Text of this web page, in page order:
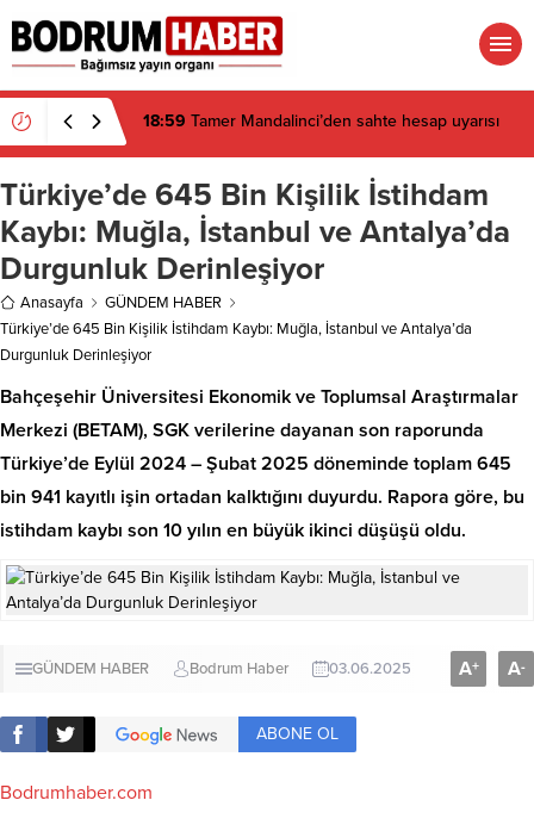
18:59 Tamer Mandalinci’den sahte hesap uyarısı
Türkiye’de 645 Bin Kişilik İstihdam
Kaybı: Muğla, İstanbul ve Antalya’da
Durgunluk Derinleşiyor
Anasayfa
GÜNDEM HABER
Türkiye’de 645 Bin Kişilik İstihdam Kaybı: Muğla, İstanbul ve Antalya’da
Durgunluk Derinleşiyor
Bahçeşehir Üniversitesi Ekonomik ve Toplumsal Araştırmalar
Merkezi (BETAM), SGK verilerine dayanan son raporunda
Türkiye’de Eylül 2024 – Şubat 2025 döneminde toplam 645
bin 941 kayıtlı işin ortadan kalktığını duyurdu. Rapora göre, bu
istihdam kaybı son 10 yılın en büyük ikinci düşüşü oldu.
GÜNDEM HABER Bodrum Haber 03.06.2025 A+ A-
ABONE OL
Bodrumhaber.com